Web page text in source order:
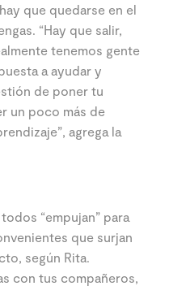
que quedarse en el
“Hay que salir,
tenemos gente
a ayudar y
de poner tu
un poco más de
agrega la
“empujan” para
que surjan
según Rita.
con tus compañeros,